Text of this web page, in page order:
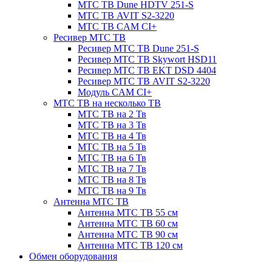
МТС ТВ Dune HDTV 251-S
МТС ТВ AVIT S2-3220
МТС ТВ CAM CI+
Ресивер МТС ТВ
Ресивер МТС ТВ Dune 251-S
Ресивер МТС ТВ Skywort HSD11
Ресивер МТС ТВ EKT DSD 4404
Ресивер МТС ТВ AVIT S2-3220
Модуль CAM CI+
МТС ТВ на несколько ТВ
МТС ТВ на 2 Тв
МТС ТВ на 3 Тв
МТС ТВ на 4 Тв
МТС ТВ на 5 Тв
МТС ТВ на 6 Тв
МТС ТВ на 7 Тв
МТС ТВ на 8 Тв
МТС ТВ на 9 Тв
Антенна МТС ТВ
Антенна МТС ТВ 55 см
Антенна МТС ТВ 60 см
Антенна МТС ТВ 90 см
Антенна МТС ТВ 120 см
Обмен оборудования